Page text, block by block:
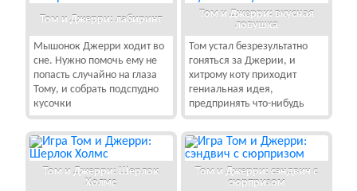
Том и Джерри: лабиринт
Мышонок Джерри ходит во
сне. Нужно помочь ему не
попасть случайно на глаза
Тому, и собрать подспудно
кусочки
Том и Джерри: вкусная
ловушка
Том устал безрезультатно
гоняться за Джерии, и
хитрому коту приходит
гениальная идея,
предпринять что-нибудь
Том и Джерри: Шерлок
Холмс
Том и Джерри: сэндвич с
сюрпризом